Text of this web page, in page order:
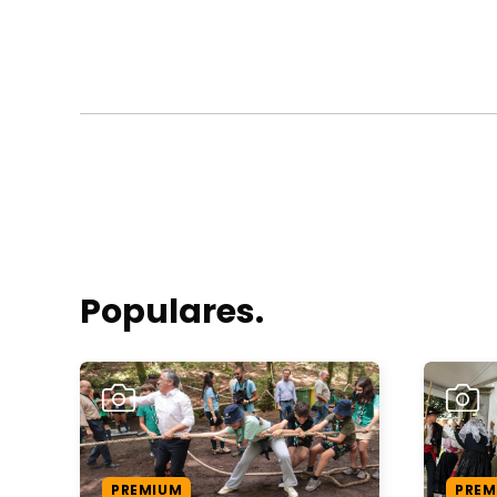
Populares.
PREMIUM